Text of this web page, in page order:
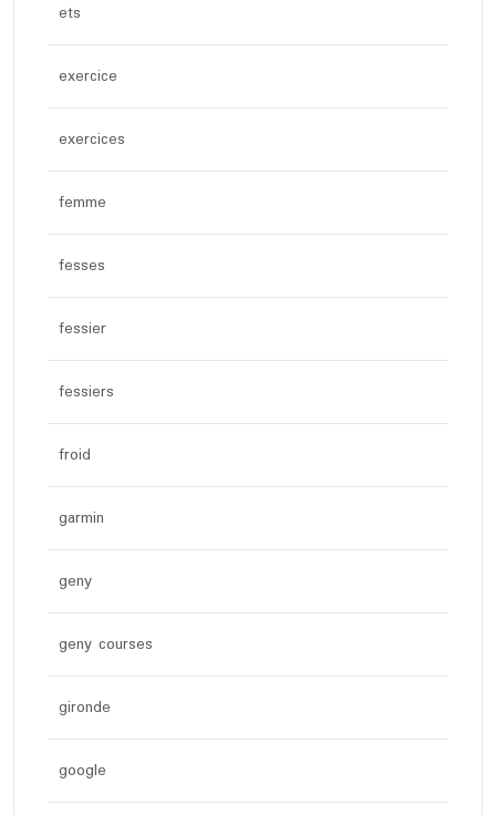
ets
exercice
exercices
femme
fesses
fessier
fessiers
froid
garmin
geny
geny courses
gironde
google